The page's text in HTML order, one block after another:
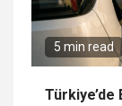
5 min read